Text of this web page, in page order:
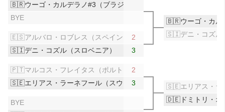
🇧🇷ウーゴ・カルデラノ#3（ブラジル）
BYE
🇪🇸アルバロ・ロブレス（スペイン）
2
🇸🇮デニ・コズル（スロベニア）
3
🇵🇹マルコス・フレイタス（ポルトガル）
2
🇸🇪エリアス・ラーネフール（スウェーデン）
3
BYE
🇧🇷ウーゴ・カル
🇸🇮デニ・コズル
🇸🇪エリアス・ラ
🇩🇪ドミトリ・オ